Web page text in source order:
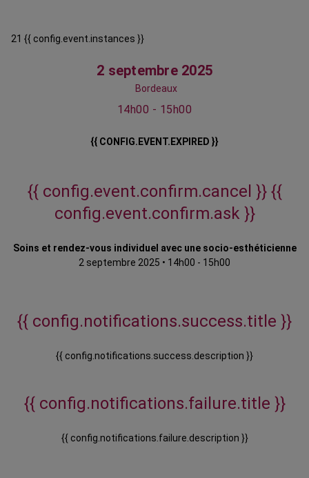
21 {{ config.event.instances }}
2 septembre 2025
Bordeaux
14h00 - 15h00
{{ CONFIG.EVENT.EXPIRED }}
{{ config.event.confirm.cancel }} {{
config.event.confirm.ask }}
Soins et rendez-vous individuel avec une socio-esthéticienne
2 septembre 2025 • 14h00 - 15h00
{{ config.notifications.success.title }}
{{ config.notifications.success.description }}
{{ config.notifications.failure.title }}
{{ config.notifications.failure.description }}